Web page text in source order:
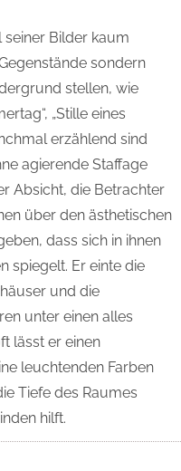
seiner Bilder kaum
sondern
stellen, wie
„Stille eines
erzählend sind
agierende Staffage
Absicht, die Betrachter
über den ästhetischen
dass sich in ihnen
spiegelt. Er einte die
und die
unter einen alles
lässt er einen
leuchtenden Farben
Tiefe des Raumes
hilft.